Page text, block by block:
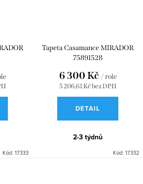
Kód: 17333
Tapeta Casamance MIRADOR
75891528
5 206,61 Kč bez DPH
6 300 Kč / role
DETAIL
2-3 týdnů
Kód: 17332